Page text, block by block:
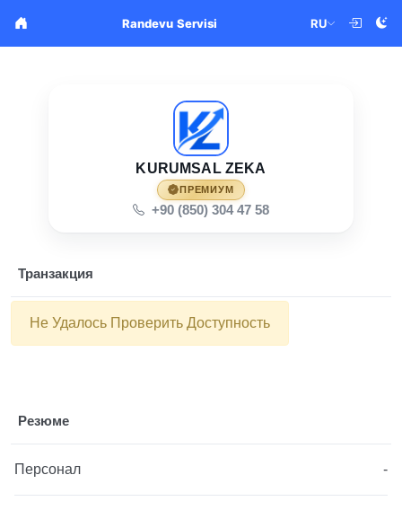
Randevu Servisi RU
KURUMSAL ZEKA
ПРЕМИУМ
+90 (850) 304 47 58
Транзакция
Не Удалось Проверить Доступность
Резюме
Персонал -